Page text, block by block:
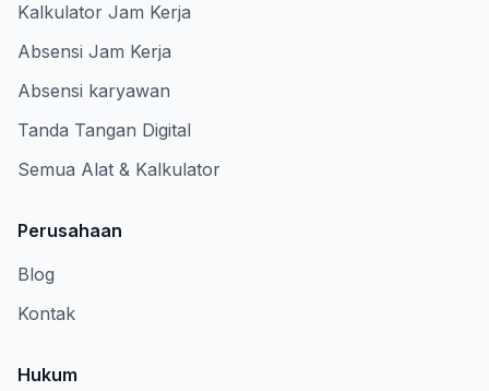
Kalkulator Jam Kerja
Absensi Jam Kerja
Absensi karyawan
Tanda Tangan Digital
Semua Alat & Kalkulator
Perusahaan
Blog
Kontak
Hukum